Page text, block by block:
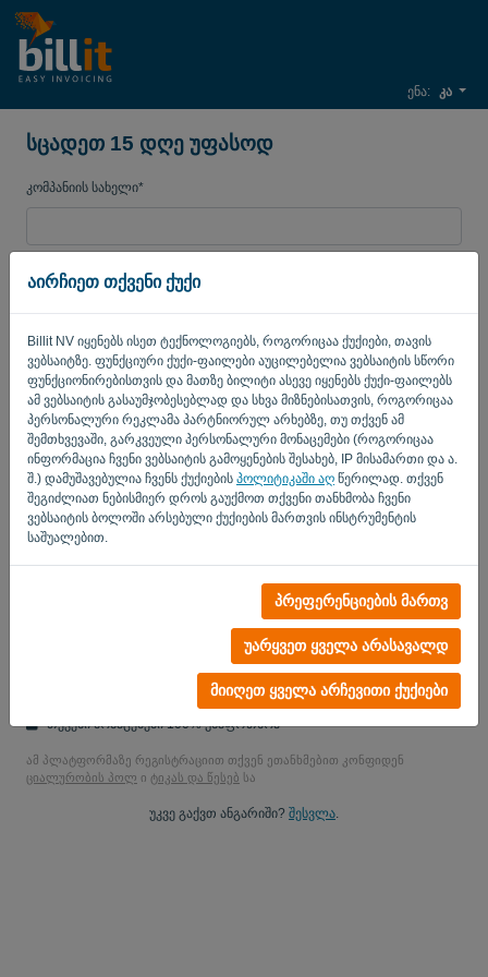
აირჩიეთ თქვენი ქუქი
Billit NV იყენებს ისეთ ტექნოლოგიებს, როგორიცაა ქუქიები, თავის
ვებსაიტზე. ფუნქციური ქუქი-ფაილები აუცილებელია ვებსაიტის სწორი
ფუნქციონირებისთვის და მათზე ბილიტი ასევე იყენებს ქუქი-ფაილებს
ამ ვებსაიტის გასაუმჯობესებლად და სხვა მიზნებისათვის, როგორიცაა
პერსონალური რეკლამა პარტნიორულ არხებზე, თუ თქვენ ამ
შემთხვევაში, გარკვეული პერსონალური მონაცემები (როგორიცაა
ინფორმაცია ჩვენი ვებსაიტის გამოყენების შესახებ, IP მისამართი და ა.
შ.) დამუშავებულია ჩვენს ქუქიების პოლიტიკაში აღ წერილად. თქვენ
შეგიძლიათ ნებისმიერ დროს გაუქმოთ თქვენი თანხმობა ჩვენი
ვებსაიტის ბოლოში არსებული ქუქიების მართვის ინსტრუმენტის
საშუალებით.
პრეფერენციების მართვ
უარყვეთ ყველა არასავალდ
მიიღეთ ყველა არჩევითი ქუქიები
ენა: კა
სცადეთ 15 დღე უფასოდ
კომპანიის სახელი*
პაროლი
ქვეყანა
დიახ, შეგეძლებათ შეისწავლოთ ჩემი პროდუქციის
შეტყობინებები..
დიახ, შეგიძლიათ გამიგზავნოთ მარკეტინგული განახლებ.
დაიწყეთ უფასო საცდელი
სტრიქციები არ მიმაგრებულია! 100% ვალდებულებისგან
თქვენი მონაცემები 100% უსაფრთხოა
ამ პლატფორმაზე რეგისტრაციით თქვენ ეთანხმებით კონფიდენ
ციალურობის პოლ ი ტიკას და წესებ სა
უკვე გაქვთ ანგარიში? შესვლა.